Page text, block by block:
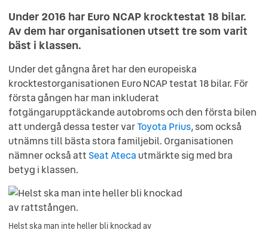
Under 2016 har Euro NCAP krocktestat 18 bilar.
Av dem har organisationen utsett tre som varit
bäst i klassen.
Under det gångna året har den europeiska
krocktestorganisationen Euro NCAP testat 18 bilar. För
första gången har man inkluderat
fotgängarupptäckande autobroms och den första bilen
att undergå dessa tester varToyota Prius, som också
utnämns till bästa stora familjebil. Organisationen
nämner också att Seat Ateca utmärkte sig med bra
betyg i klassen.
Helst ska man inte heller bli knockad av